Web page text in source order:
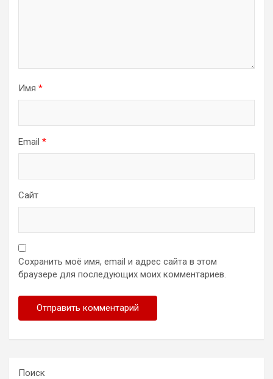
Имя *
Email *
Сайт
Сохранить моё имя, email и адрес сайта в этом
браузере для последующих моих комментариев.
Поиск